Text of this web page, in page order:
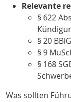
Relevante
§ 622
§ 20
§ 9
§ 168
Was sollten